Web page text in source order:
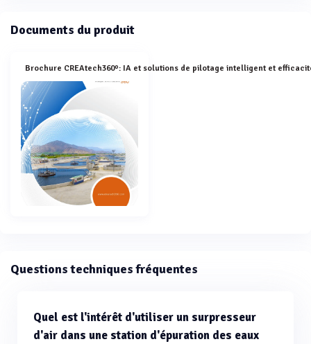
Documents du produit
Questions techniques fréquentes
Quel est l'intérêt d'utiliser un surpresseur
d'air dans une station d'épuration des eaux